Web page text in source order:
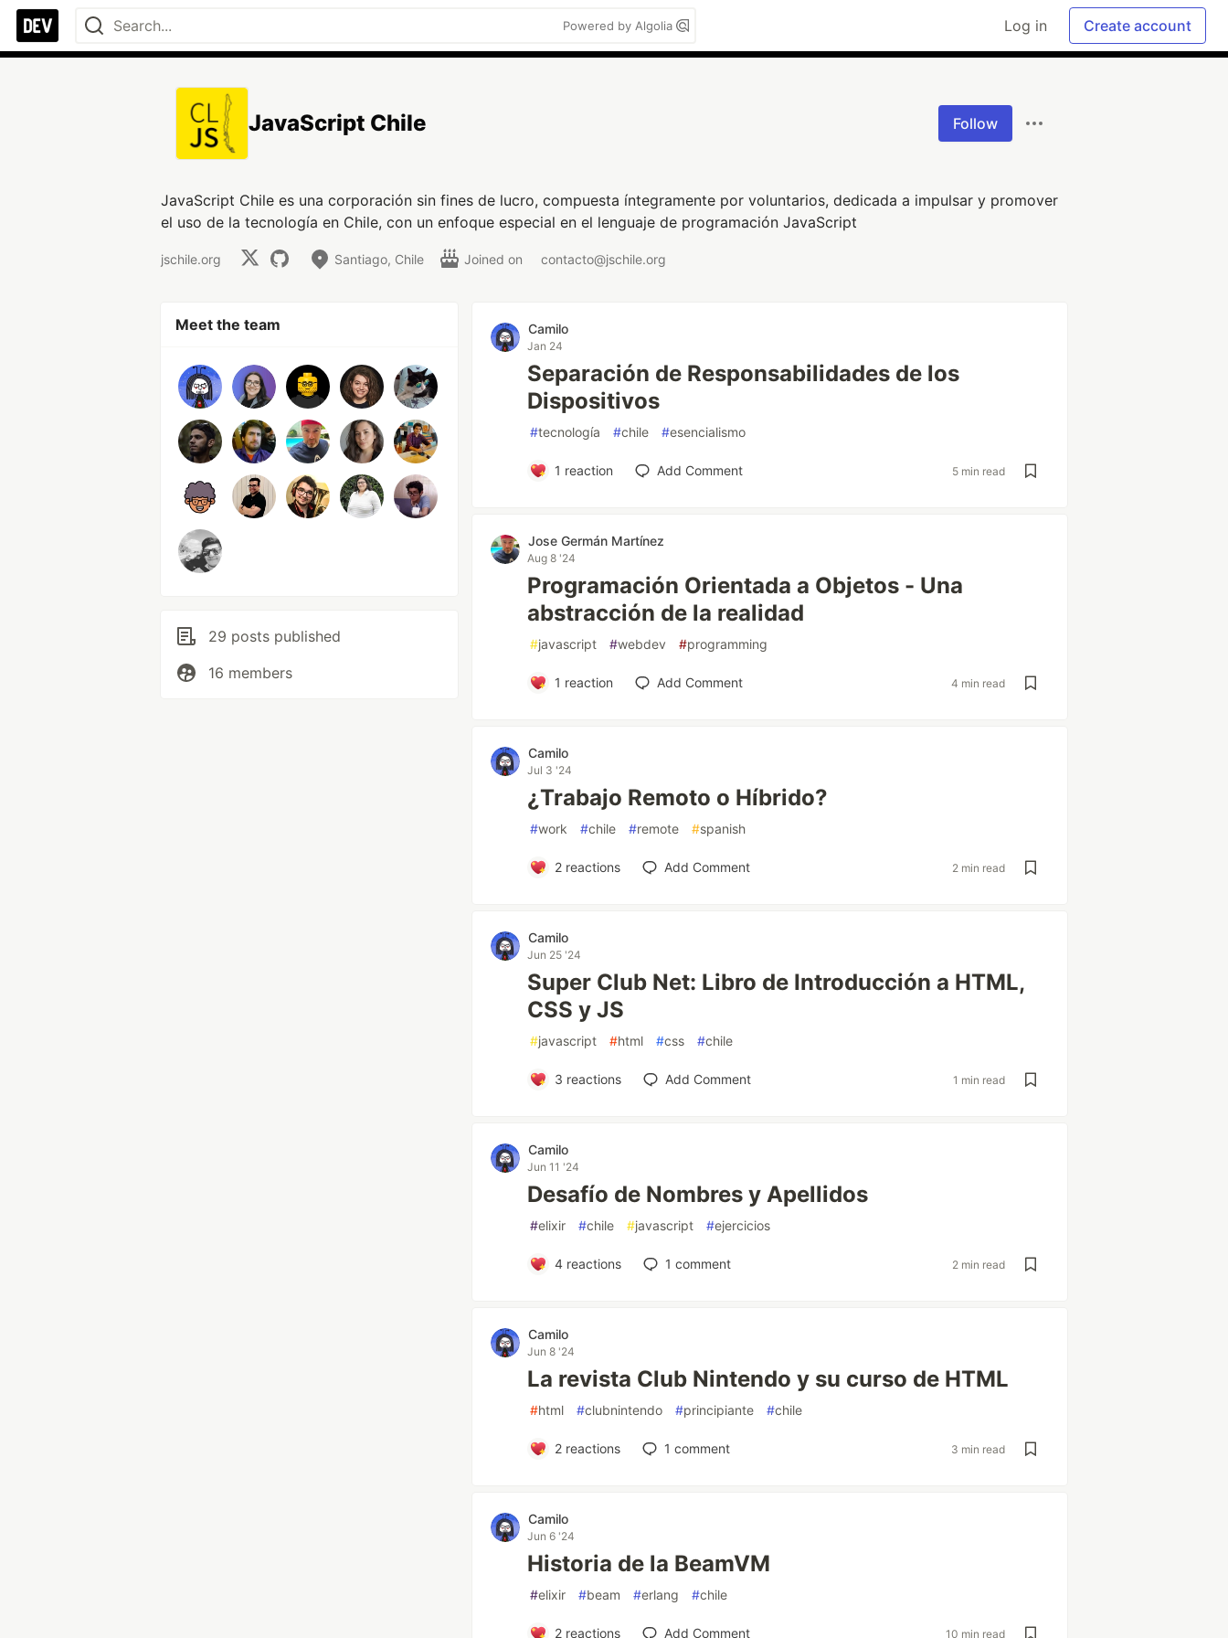
Powered by Algolia Log in Create account
JavaScript Chile Follow
JavaScript Chile es una corporación sin fines de lucro, compuesta íntegramente por voluntarios, dedicada a impulsar y promover
el uso de la tecnología en Chile, con un enfoque especial en el lenguaje de programación JavaScript
jschile.org Santiago, Chile Joined on contacto@jschile.org
Meet the team
29 posts published
16 members
Camilo
Jan 24
Separación de Responsabilidades de los
Dispositivos
#tecnología #chile #esencialismo
1 reaction Add Comment 5 min read
Jose Germán Martínez
Aug 8 '24
Programación Orientada a Objetos - Una
abstracción de la realidad
#javascript #webdev #programming
1 reaction Add Comment 4 min read
Camilo
Jul 3 '24
¿Trabajo Remoto o Híbrido?
#work #chile #remote #spanish
2reactions Add Comment 2 min read
Camilo
Jun 25 '24
Super Club Net: Libro de Introducción a HTML,
CSS y JS
#javascript #html #css #chile
3 reactions Add Comment 1 min read
Camilo
Jun 11 '24
Desafío de Nombres y Apellidos
#elixir #chile #javascript #ejercicios
4reactions 1 comment 2 min read
Camilo
Jun 8 '24
La revista Club Nintendo y su curso de HTML
#html #clubnintendo #principiante #chile
2reactions 1 comment 3 min read
Camilo
Jun 6 '24
Historia de la BeamVM
#elixir #beam #erlang #chile
2reactions Add Comment 10 min read